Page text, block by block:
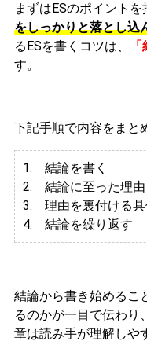
まずはESのポイントを
をしっかりと落とし込
るESを書くコツは、
す。
下記手順で内容をまと
1. 結論を書く
2. 結論に至った理由
3. 理由を裏付ける具
4. 結論を繰り返す
結論から書き始めるこ
るのかが一目で伝わり
章は読み手が理解しや